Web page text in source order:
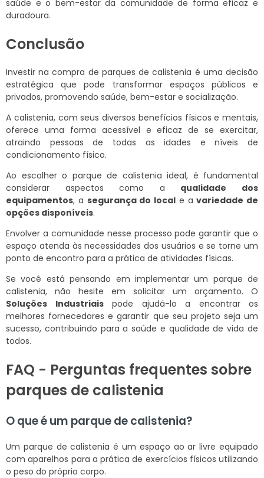
saúde e o bem-estar da comunidade de forma eficaz e
duradoura.
Conclusão
Investir na compra de parques de calistenia é uma decisão
estratégica que pode transformar espaços públicos e
privados, promovendo saúde, bem-estar e socialização.
A calistenia, com seus diversos benefícios físicos e mentais,
oferece uma forma acessível e eficaz de se exercitar,
atraindo pessoas de todas as idades e níveis de
condicionamento físico.
Ao escolher o parque de calistenia ideal, é fundamental
considerar aspectos como a qualidade dos
equipamentos, a segurança do local e avariedade de
opções disponíveis.
Envolver a comunidade nesse processo pode garantir que o
espaço atenda às necessidades dos usuários e se torne um
ponto de encontro para a prática de atividades físicas.
Se você está pensando em implementar um parque de
calistenia, não hesite em solicitar um orçamento. O
Soluções Industriaispode ajudá-lo a encontrar os
melhores fornecedores e garantir que seu projeto seja um
sucesso, contribuindo para a saúde e qualidade de vida de
todos.
FAQ - Perguntas frequentes sobre
parques de calistenia
O que é um parque de calistenia?
Um parque de calistenia é um espaço ao ar livre equipado
com aparelhos para a prática de exercícios físicos utilizando
o peso do próprio corpo.